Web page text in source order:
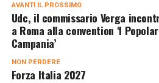
AVANTI IL ​​PROSSIMO
Udc, il commissario Verga
a Roma alla convention ‘I
Campania’
NON PERDERE
Forza Italia 2027